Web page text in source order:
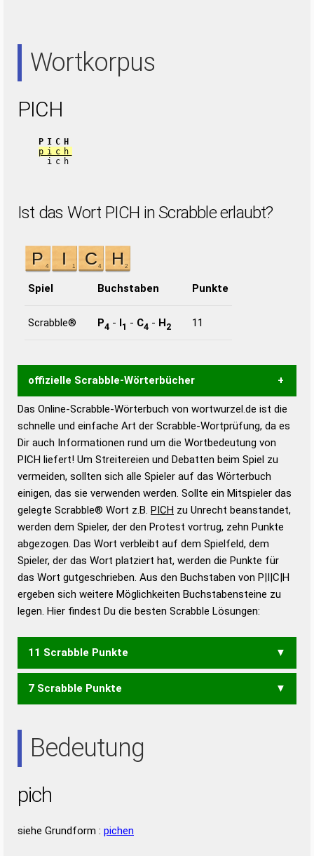
Wortkorpus
PICH
PICH
pich
ich
Ist das Wort PICH in Scrabble erlaubt?
Spiel Buchstaben Punkte
Scrabble® P4 - I1 - C4 - H2 11
offizielle Scrabble-Wörterbücher
Wortwurzel liefert mit Hilfe eines semantischen
Wortanalyse-Algorithmus gute Anhaltspunkte zu
Wortbedeutung, Worttrennung und Wortform, um die
Gültigkeit eines Wortes für das Scrabble-Spiel zu
bestimmen!
zugelassene Turnier Scrabble-
Wörterbücher sind:
Duden – Standardwerk in 12 Bänden
Duden – Richtiges und gutes
Deutsch
Duden – Die deutsche Grammatik
Duden – Deutsches
Universalwörterbuch
Das Online-Scrabble-Wörterbuch von wortwurzel.de ist die
schnelle und einfache Art der Scrabble-Wortprüfung, da es
Dir auch Informationen rund um die Wortbedeutung von
PICH liefert! Um Streitereien und Debatten beim Spiel zu
vermeiden, sollten sich alle Spieler auf das Wörterbuch
einigen, das sie verwenden werden. Sollte ein Mitspieler das
gelegte Scrabble® Wort z.B. PICH zu Unrecht beanstandet,
werden dem Spieler, der den Protest vortrug, zehn Punkte
abgezogen. Das Wort verbleibt auf dem Spielfeld, dem
Spieler, der das Wort platziert hat, werden die Punkte für
das Wort gutgeschrieben. Aus den Buchstaben von P|I|C|H
ergeben sich weitere Möglichkeiten Buchstabensteine zu
legen. Hier findest Du die besten Scrabble Lösungen:
11 Scrabble Punkte
CHIP
7 Scrabble Punkte
Bedeutung
pich
siehe Grundform : pichen